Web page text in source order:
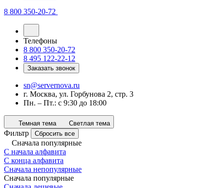
8 800 350-20-72
Телефоны
8 800 350-20-72
8 495 122-22-12
Заказать звонок
sn@servernova.ru
г. Москва, ул. Горбунова 2, стр. 3
Пн. – Пт.: с 9:30 до 18:00
Темная тема Светлая тема
Фильтр Сбросить все
Сначала популярные
С начала алфавита
С конца алфавита
Сначала непопулярные
Сначала популярные